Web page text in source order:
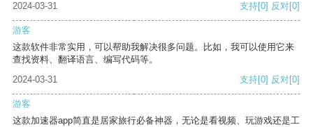
2024-03-31 支持[0] 反对[0]
游客
这款软件非常实用，可以帮助我解决很多问题。比如，我可以使用它来
查找资料、翻译语言、编写代码等。
2024-03-31
支持[0] 反对[0]
游客
这款加速器app简直是居家旅行必备神器，无论是看视频、玩游戏还是工